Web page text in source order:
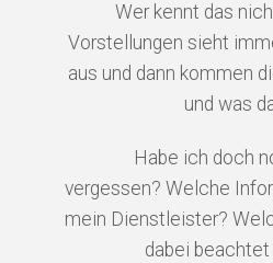
Wer kennt das
Vorstellungen sieht
aus und dann kommen
und was
Habe ich doch
vergessen?Welche
mein Dienstleister?
dabei beachtet